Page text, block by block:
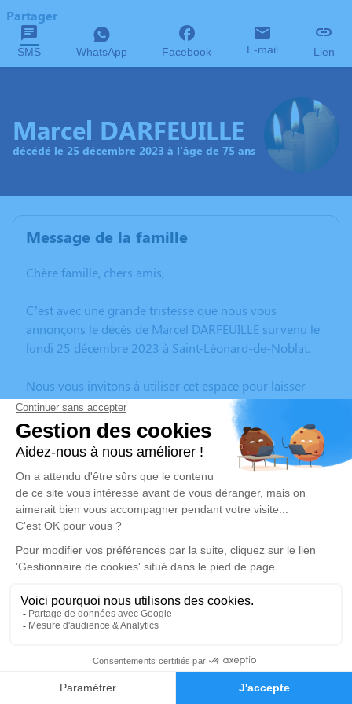
Faire-part Hommages
Partager
SMS WhatsApp Facebook E-mail Lien
Marcel DARFEUILLE
décédé le 25 décembre 2023 à l'âge de 75 ans
Message de la famille
Chère famille, chers amis,
C’est avec une grande tristesse que nous vous
annonçons le décès de Marcel DARFEUILLE survenu le
lundi 25 décembre 2023 à Saint-Léonard-de-Noblat.
Nous vous invitons à utiliser cet espace pour laisser
vos condoléances, partager des photos souvenirs, une
anecdote ou exprimer vos pensées à travers des
poèmes ou des textes. Cet endroit est un lieu
d'expression dédié à honorer la mémoire de Marcel
DARFEUILLE.
Un service de plantation d’arbre hommage est
disponible ici.
Je rends hommage
Crémation
Crématorium de Saint-Yrieix-la-Perche
21 Rue Marie Curie